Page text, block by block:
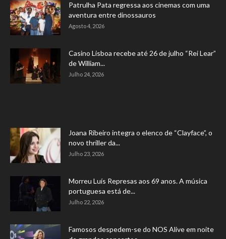
Patrulha Pata regressa aos cinemas com uma
aventura entre dinossauros
Agosto 4, 2026
Casino Lisboa recebe até 26 de julho “Rei Lear”
de William...
Julho 24, 2026
Joana Ribeiro integra o elenco de “Clayface”, o
novo thriller da...
Julho 23, 2026
Morreu Luís Represas aos 69 anos. A música
portuguesa está de...
Julho 22, 2026
Famosos despedem-se do NOS Alive em noite